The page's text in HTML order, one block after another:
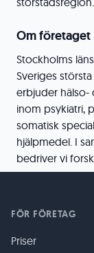
Om företaget
Stockholms
Sveriges
erbjuder hälso-
inom psykiatri,
somatisk
hjälpmedel. I
bedriver vi
FÖR FÖRETAG
Priser